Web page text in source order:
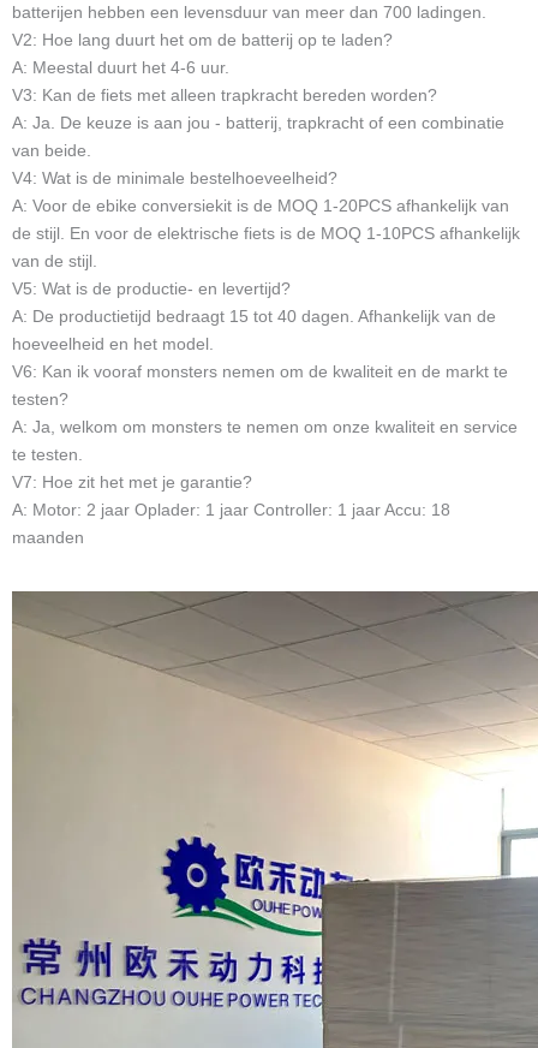
batterijen hebben een levensduur van meer dan 700 ladingen.
V2: Hoe lang duurt het om de batterij op te laden?
A: Meestal duurt het 4-6 uur.
V3: Kan de fiets met alleen trapkracht bereden worden?
A: Ja. De keuze is aan jou - batterij, trapkracht of een combinatie
van beide.
V4: Wat is de minimale bestelhoeveelheid?
A: Voor de ebike conversiekit is de MOQ 1-20PCS afhankelijk van
de stijl. En voor de elektrische fiets is de MOQ 1-10PCS afhankelijk
van de stijl.
V5: Wat is de productie- en levertijd?
A: De productietijd bedraagt 15 tot 40 dagen. Afhankelijk van de
hoeveelheid en het model.
V6: Kan ik vooraf monsters nemen om de kwaliteit en de markt te
testen?
A: Ja, welkom om monsters te nemen om onze kwaliteit en service
te testen.
V7: Hoe zit het met je garantie?
A: Motor: 2 jaar Oplader: 1 jaar Controller: 1 jaar Accu: 18
maanden